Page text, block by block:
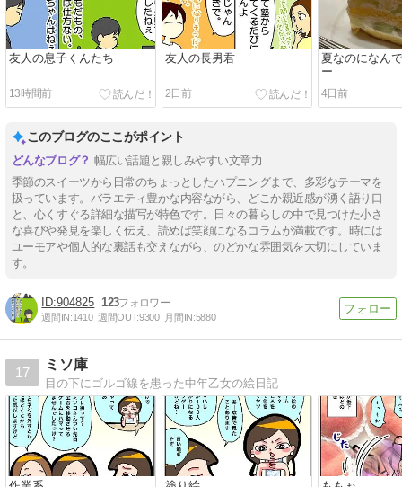
友人の息子くんたち
13時間前
友人の長男君
2日前
夏なのになん
ー
4日前
このブログのここがポイント
幅広い話題と親しみやすい文章力
季節のスイーツから日常のちょっとしたハプニングまで、多彩なテーマを
扱っています。バラエティ豊かな内容ながら、どこか親近感が湧く語り口
と、心くすぐる詳細な描写が特色です。日々の暮らしの中で見つけた小さ
な喜びや発見を楽しく伝え、読めば笑顔になるコラムが満載です。時には
ユーモアや個人的な裏話も交えながら、のどかな雰囲気を大切にしていま
す。
904825 123
週間IN:1410 週間OUT:9300 月間IN:5880
17
ミソ庫
目の下にゴルゴ線を患った中年乙女の絵日記